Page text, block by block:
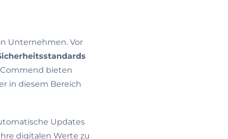
Unternehmen. Vor
bieten
in diesem Bereich
Updates
digitalen Werte zu